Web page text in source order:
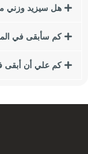
البعض. إذا كنت
ما هي أسباب زيادة
هل سيزيد وزني
كم سأبقى في
كم علي أن أبقى